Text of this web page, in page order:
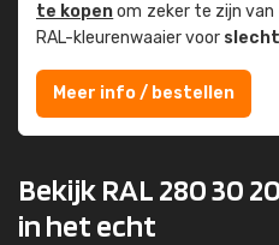
te kopenom zeker te zijn van
RAL-kleuren­waaier voor
Meer info / bestellen
Bekijk RAL 280 30
in het echt